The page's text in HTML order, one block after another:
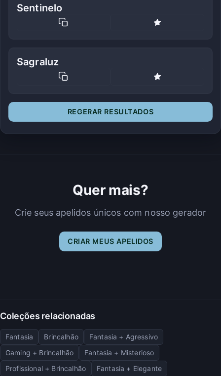
Sentinelo
Sagraluz
REGERAR RESULTADOS
Quer mais?
Crie seus apelidos únicos com nosso gerador
CRIAR MEUS APELIDOS
Coleções relacionadas
Fantasia Brincalhão
Fantasia + Agressivo
Gaming + Brincalhão
Fantasia + Misterioso
Profissional + Brincalhão
Fantasia + Elegante